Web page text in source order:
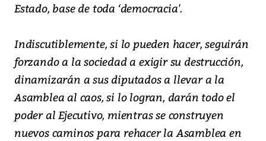
Estado, base de toda ‘democracia'.
Indiscutiblemente, si lo pueden hacer, seguirán
forzando a la sociedad a exigir su destrucción,
dinamizarán a sus diputados a llevar a la
Asamblea al caos, si lo logran, darán todo el
poder al Ejecutivo, mientras se construyen
nuevos caminos para rehacer la Asamblea en